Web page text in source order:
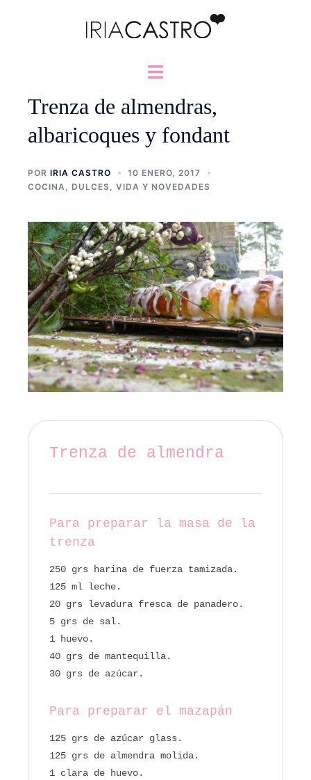
Alternar
Trenza de almendras,
albaricoques y fondant
POR IRIA CASTRO
10 ENERO, 2017
COCINA
DULCES VIDA Y NOVEDADES
Trenza de almendra
Para preparar la masa de la
trenza
250 grs harina de fuerza tamizada.
125 ml leche.
20 grs levadura fresca de panadero.
5 grs de sal.
1 huevo.
40 grs de mantequilla.
30 grs de azúcar.
Para preparar el mazapán
125 grs de azúcar glass.
125 grs de almendra molida.
1 clara de huevo.